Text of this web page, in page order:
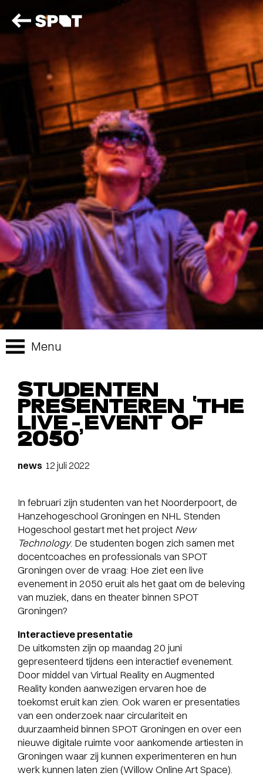
Menu
STUDENTEN
PRESENTEREN ‘THE
LIVE-EVENT OF
2050’
news 12 juli 2022
In februari zijn studenten van het Noorderpoort, de
Hanzehogeschool Groningen en NHL Stenden
Hogeschool gestart met het project New
Technology. De studenten bogen zich samen met
docentcoaches en professionals van SPOT
Groningen over de vraag: Hoe ziet een live
evenement in 2050 eruit als het gaat om de beleving
van muziek, dans en theater binnen SPOT
Groningen?
Interactieve presentatie
De uitkomsten zijn op maandag 20 juni
gepresenteerd tijdens een interactief evenement.
Door middel van Virtual Reality en Augmented
Reality konden aanwezigen ervaren hoe de
toekomst eruit kan zien. Ook waren er presentaties
van een onderzoek naar circulariteit en
duurzaamheid binnen SPOT Groningen en over een
nieuwe digitale ruimte voor aankomende artiesten in
Groningen waar zij kunnen experimenteren en hun
werk kunnen laten zien (Willow Online Art Space).